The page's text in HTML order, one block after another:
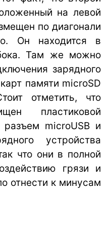
на левой
по диагонали
Он находится в
Там же можно
зарядного
памяти microSD
отметить, что
пластиковой
разъем microUSB и
устройства
что они в полной
грязи и
отнести к минусам